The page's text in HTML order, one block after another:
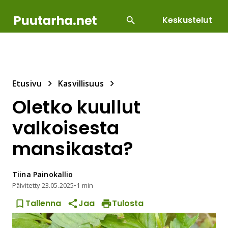
Keskustelut
Etusivu Kasvillisuus
Oletko kuullut
valkoisesta
mansikasta?
Tiina Painokallio
Päivitetty23.05.2025•1 min
Tallenna Jaa Tulosta